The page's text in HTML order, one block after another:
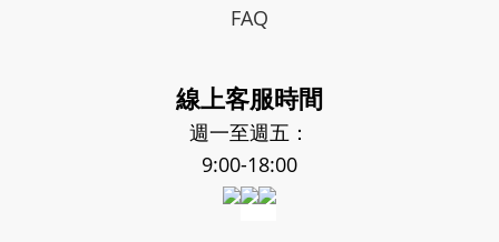
FAQ
線上客服時間
週一至週五：
9:00-18:00